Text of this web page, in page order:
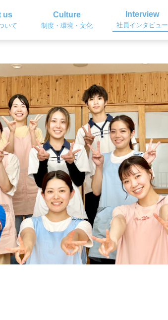
us
いて
Culture
制度・環境・文化
Interview
社員インタビュー